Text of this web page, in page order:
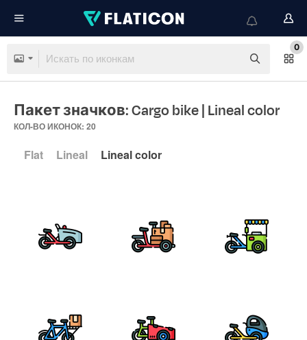
0
Пакет значков: Cargo bike| Lineal color
КОЛ-ВО ИКОНОК: 20
Flat Lineal Lineal color